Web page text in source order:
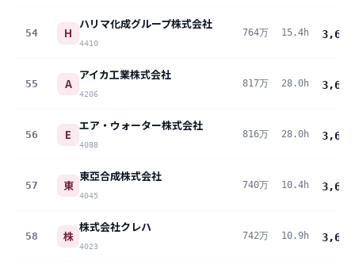
54 H
ハリマ化成グループ株式会社
4410
764万 15.4h 3,629
55 A
アイカ工業株式会社
4206
817万 28.0h 3,622
56 E
エア・ウォーター株式会社
4088
816万 28.0h 3,619
57 東
東亞合成株式会社
4045
740万 10.4h 3,618
58 株
株式会社クレハ
4023
742万 10.9h 3,617